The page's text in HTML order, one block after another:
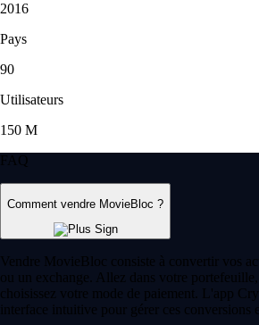
2016
Pays
90
Utilisateurs
150 M
FAQ
Comment vendre MovieBloc ?
Vendre MovieBloc consiste à convertir vos
ou un exchange. Allez dans votre
choisissez votre mode de paiement. L'app
interface intuitive pour gérer ces conversions